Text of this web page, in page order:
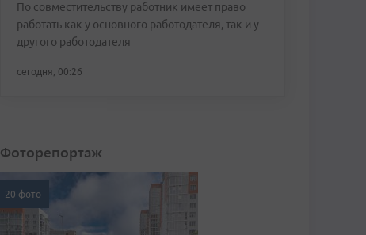
По совместительству работник имеет право
работать как у основного работодателя, так и у
другого работодателя
сегодня, 00:26
Фоторепортаж
20 фото